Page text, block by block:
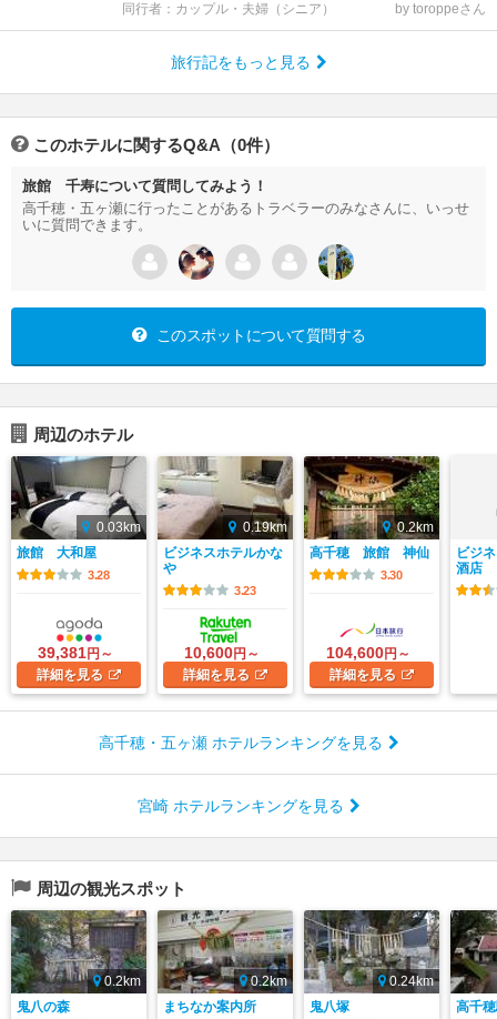
同行者：カップル・夫婦（シニア）
by toroppeさん
旅行記をもっと見る
このホテルに関するQ&A（0件）
旅館 千寿について質問してみよう！
高千穂・五ヶ瀬に行ったことがあるトラベラーのみなさんに、いっせ
いに質問できます。
このスポットについて質問する
周辺のホテル
0.03km
旅館 大和屋
3.28
39,381円～
詳細を見る
0.19km
ビジネスホテルかな
や
3.23
10,600円～
詳細を見る
0.2km
高千穂 旅館 神仙
3.30
104,600円～
詳細を見る
ビジ
酒店
高千穂・五ヶ瀬 ホテルランキングを見る
宮崎 ホテルランキングを見る
周辺の観光スポット
0.2km
鬼八の森
0.2km
まちなか案内所
0.24km
鬼八塚
高千